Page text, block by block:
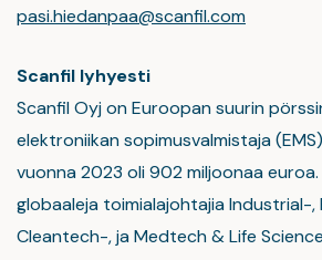
pasi.hiedanpaa@scanfil.com
Scanfil lyhyesti
Scanfil Oyj on Euroopan suurin
elektroniikan sopimusvalmistaja
vuonna 2023 oli 902 miljoonaa
globaaleja toimialajohtajia Industrial-,
Cleantech-, ja Medtech & Life